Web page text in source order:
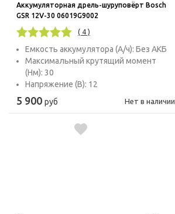
Аккумуляторная дрель-шуруповёрт Bosch
GSR 12V-30 06019G9002
( 4 )
Емкость аккумулятора (А/ч): Без АКБ
Максимальный крутящий момент
(Нм): 30
Напряжение (В): 12
5 900 руб Нет в наличии